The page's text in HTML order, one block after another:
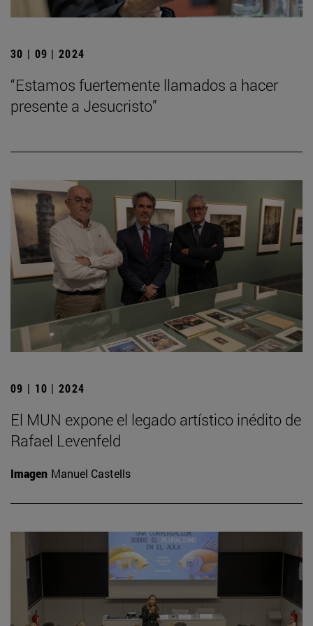
30 | 09 | 2024
“Estamos fuertemente llamados a hacer
presente a Jesucristo”
09 | 10 | 2024
El MUN expone el legado artístico inédito de
Rafael Levenfeld
Imagen Manuel Castells